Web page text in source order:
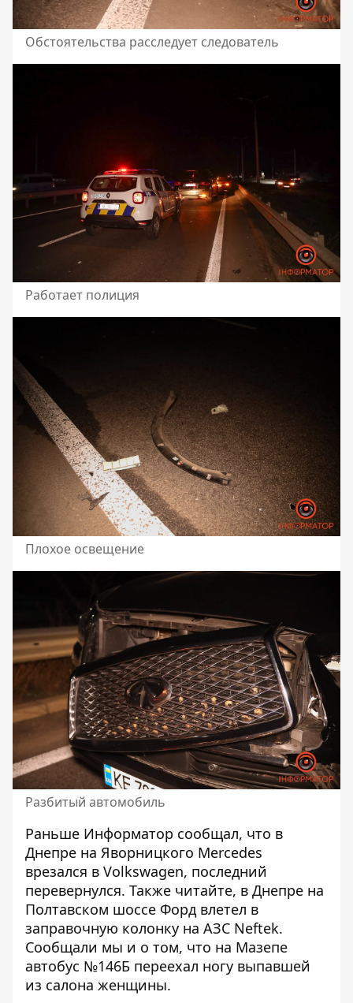
Обстоятельства расследует следователь
Работает полиция
Плохое освещение
Разбитый автомобиль
Раньше Информатор сообщал, что в
Днепре на Яворницкого Mercedes
врезался в Volkswagen, последний
перевернулся. Также читайте, в Днепре на
Полтавском шоссе Форд влетел в
заправочную колонку на АЗС Neftek.
Сообщали мы и о том, что на Мазепе
автобус №146Б переехал ногу выпавшей
из салона женщины.